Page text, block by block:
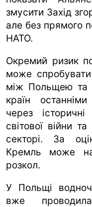
змусити Захід
але без прямого
НАТО.
Окремий ризик
може
між Польщею та
країн
через
світової війни
секторі. За
Кремль може
розкол.
У Польщі
вже